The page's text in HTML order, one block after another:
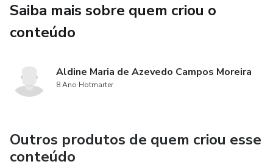
Saiba mais sobre quem criou o
conteúdo
Aldine Maria de Azevedo Campos Moreira
8 Ano Hotmarter
Outros produtos de quem criou esse
conteúdo